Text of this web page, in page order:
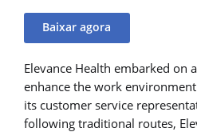
Baixar agora
Elevance Health embarked on
enhance the work
its customer service
following traditional routes,